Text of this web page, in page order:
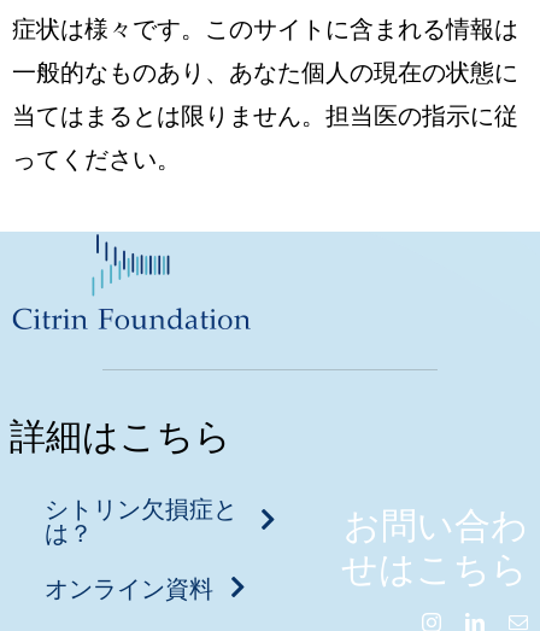
症状は様々です。このサイトに含まれる情報は
一般的なものあり、あなた個人の現在の状態に
当てはまるとは限りません。担当医の指示に従
ってください。
詳細はこちら
シトリン欠損症と
は？
オンライン資料
お問い合わ
せはこちら